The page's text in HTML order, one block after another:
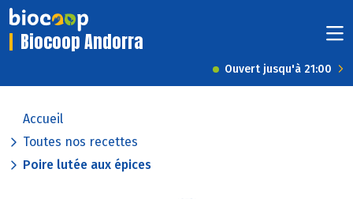
Biocoop Andorra
Ouvert jusqu'à 21:00
Accueil
Toutes nos recettes
Poire lutée aux épices